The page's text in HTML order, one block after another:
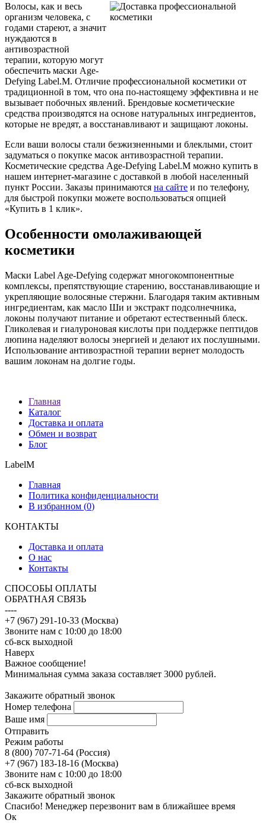
Волосы, как и весь
организм человека, с
годами стареют, а значит
нуждаются в
антивозрастной
терапии, которую могут
обеспечить маски Age-
Defying Label.M. Отличие профессиональной косметики от
традиционной в том, что она по-настоящему эффективна и не
вызывает побочных явлений. Брендовые косметические
средства производятся на основе натуральных ингредиентов,
которые не вредят, а восстанавливают и защищают локоны.
Если ваши волосы стали безжизненными и блеклыми, стоит
задуматься о покупке масок антивозрастной терапии.
Косметические средства Age-Defying Label.M можно купить в
нашем интернет-магазине с доставкой в любой населенный
пункт России. Заказы принимаются на сайте и по телефону,
для быстрой покупки можете воспользоваться опцией
«Купить в 1 клик».
Особенности омолаживающей
косметики
Маски Label Age-Defying содержат многокомпонентные
комплексы, препятствующие старению, восстанавливающие и
укрепляющие волосяные стержни. Благодаря таким активным
ингредиентам, как масло Ши и экстракт подсолнечника,
локоны получают питание и обретают естественный блеск.
Гликолевая и гиалуроновая кислоты при поддержке пептидов
люпина наделяют волосы энергией и делают их послушными.
Использование антивозрастной терапии вернет молодость
вашим локонам на долгие годы.
Главная
Каталог
Доставка и оплата
Обмен и возврат
Блог
LabelM
Главная
Политика конфиденциальности
В избранном (0)
КОНТАКТЫ
Доставка и оплата
О нас
Контакты
CПОСОБЫ ОПЛАТЫ
ОБРАТНАЯ СВЯЗЬ
----
+7 (967) 291-10-33 (Москва)
Звоните нам с 10:00 до 18:00
сб-вск выходной
Наверх
Важное сообщение!
Минимальная сумма заказа составляет 3000 рублей.
Закажите обратный звонок
Номер телефона
Ваше имя
Отправить
Режим работы
8 (800) 707-71-64 (Россия)
+7 (967) 183-18-16 (Москва)
Звоните нам с 10:00 до 18:00
сб-вск выходной
Закажите обратный звонок
Спасибо! Менеджер перезвонит вам в ближайшее время
Ок